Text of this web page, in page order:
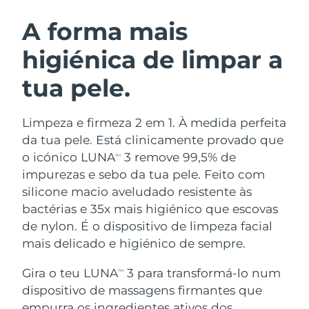
A forma mais
higiénica de limpar a
tua pele.
Limpeza e firmeza 2 em 1. À medida perfeita
da tua pele. Está clinicamente provado que
o icónico LUNATM
3 remove 99,5% de
impurezas e sebo da tua pele. Feito com
silicone macio aveludado resistente às
bactérias e 35x mais higiénico que escovas
de nylon. É o dispositivo de limpeza facial
mais delicado e higiénico de sempre.
Gira o teu LUNATM
3 para transformá-lo num
dispositivo de massagens firmantes que
Limpeza facial
Anti-aging massage
LUNA™ 4 Plus
Massage, LED heating
LUNA™ 4 Men
Microcurrent toning
BEAR™ 2 go
Microcurrent toning on-the-go
BEAR™ 2 eyes & lips
Hidratação
UFO™ 3 kit
Deep facial hydration
UFO™ 3 LED
Near-infrared and red light therapy
device
Cuidado oral
issa™ 4
Hybrid silicone sonic toothbrush
Smart hybrid silicone sonic toothbrush
TRATAMENTO ANTIENVELHECIMENTO
FAQ™
Antienvelhecimento Tratamentos LED
Áustria Entrega prevista
Barein Entrega prevista 12/08/2026
Bélgica
Bermudas Entrega prevista 17/08/2026
Bósnia e
Herzegovina
Entrega prevista14/08/2026
Brunei Entrega prevista 16/08/2026
Bulgária Entrega prevista 11/08/2026
Chile Entrega prevista 15/08/2026